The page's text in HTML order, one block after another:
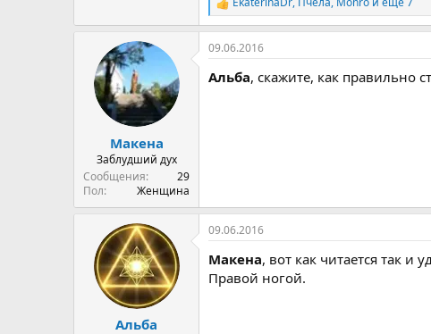
Р
е
а
к
и
Макена
Заблудший дух
Сообщения
29
Пол
Женщина
09.06.2016
Альба, скажите, как правильно
Альба
09.06.2016
Макена, вот как читается так и
Правой ногой.